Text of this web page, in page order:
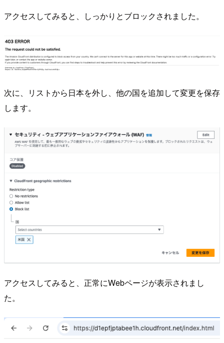
アクセスしてみると、しっかりとブロックされました。
次に、リストから日本を外し、他の国を追加して変更を保存
します。
アクセスしてみると、正常にWebページが表示されまし
た。